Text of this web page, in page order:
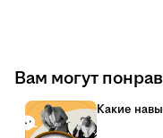
Вам могут
Какие